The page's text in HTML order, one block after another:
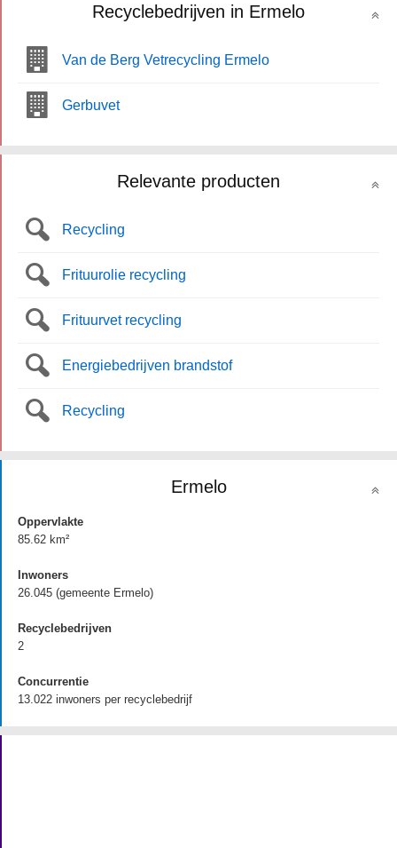
Recyclebedrijven in Ermelo
Van de Berg Vetrecycling Ermelo
Gerbuvet
Relevante producten
Recycling
Frituurolie recycling
Frituurvet recycling
Energiebedrijven brandstof
Recycling
Ermelo
Oppervlakte
85.62 km²
Inwoners
26.045 (gemeente Ermelo)
Recyclebedrijven
2
Concurrentie
13.022 inwoners per recyclebedrijf